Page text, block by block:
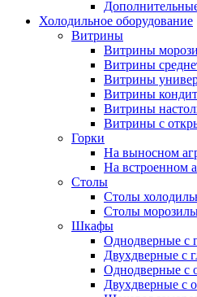
Холодильное оборудование
Витрины
Витрины
Витрины
Витрины
Витрины
Витрины
Витрины с
Горки
На выносном
На встроенном
Столы
Столы
Столы
Шкафы
Однодверные с
Двухдверные с
Однодверные с
Двухдверные с